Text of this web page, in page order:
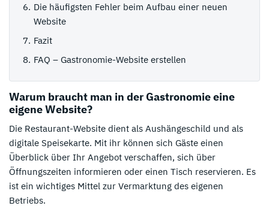
Die häufigsten Fehler beim Aufbau einer neuen
Website
Fazit
FAQ – Gastronomie-Website erstellen
Warum braucht man in der Gastronomie eine
eigene Website?
Die Restaurant-Website dient als Aushängeschild und als
digitale Speisekarte. Mit ihr können sich Gäste einen
Überblick über Ihr Angebot verschaffen, sich über
Öffnungszeiten informieren oder einen Tisch reservieren. Es
ist ein wichtiges Mittel zur Vermarktung des eigenen
Betriebs.